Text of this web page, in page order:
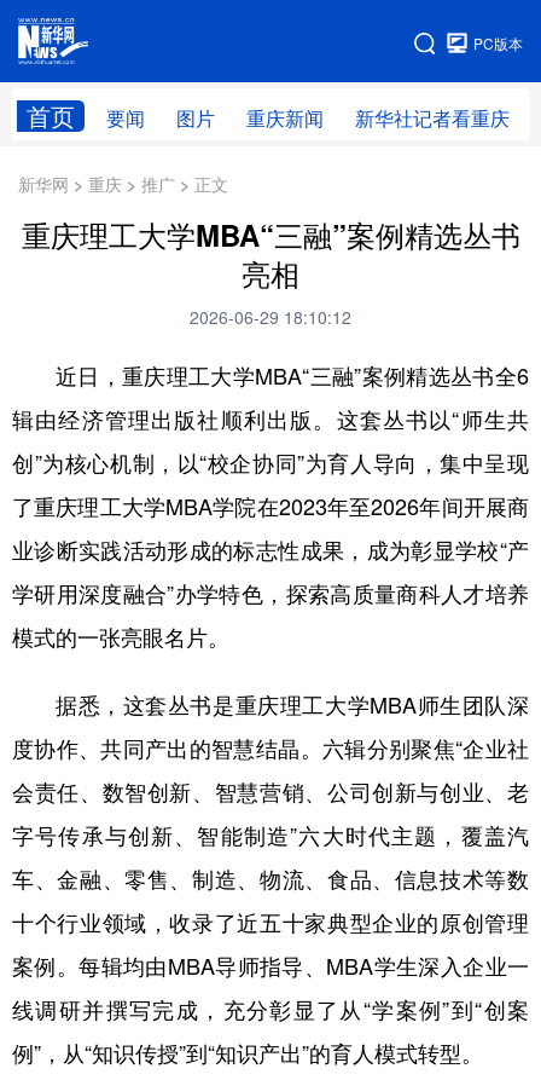
PC版本
首页 要闻 图片 重庆新闻 新华社记者看重庆
网站地图
新华网 > 重庆 > 推广 > 正文
重庆理工大学MBA“三融”案例精选丛书
亮相
2026-06-29 18:10:12
近日，重庆理工大学MBA“三融”案例精选丛书全6
辑由经济管理出版社顺利出版。这套丛书以“师生共
创”为核心机制，以“校企协同”为育人导向，集中呈现
了重庆理工大学MBA学院在2023年至2026年间开展商
业诊断实践活动形成的标志性成果，成为彰显学校“产
学研用深度融合”办学特色，探索高质量商科人才培养
模式的一张亮眼名片。
据悉，这套丛书是重庆理工大学MBA师生团队深
度协作、共同产出的智慧结晶。六辑分别聚焦“企业社
会责任、数智创新、智慧营销、公司创新与创业、老
字号传承与创新、智能制造”六大时代主题，覆盖汽
车、金融、零售、制造、物流、食品、信息技术等数
十个行业领域，收录了近五十家典型企业的原创管理
案例。每辑均由MBA导师指导、MBA学生深入企业一
线调研并撰写完成，充分彰显了从“学案例”到“创案
例”，从“知识传授”到“知识产出”的育人模式转型。